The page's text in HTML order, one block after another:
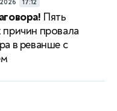
17:12
Пять
провала
в реванше с